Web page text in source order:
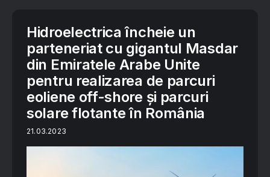
Hidroelectrica încheie un
parteneriat cu gigantul Masdar
din Emiratele Arabe Unite
pentru realizarea de parcuri
eoliene off-shore și parcuri
solare flotante în România
21.03.2023